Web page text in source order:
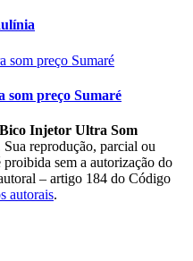
som preço Sumaré
Injetor Ultra Som
reprodução, parcial ou
sem a autorização do
– artigo 184 do Código
autorais.